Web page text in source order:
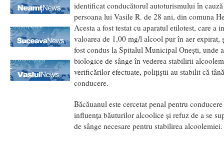
identificat conducătorul autoturismului în
persoana lui Vasile R. de 28 ani, din comuna
Acesta a fost testat cu aparatul etilotest, care a
valoarea de 1,00 mg/l alcool pur în aer expirat,
fost condus la Spitalul Municipal Oneşti, unde
biologice de sânge în vederea stabilirii
verificărilor efectuate, polițiștii au stabilit că
conducere.
Băcăuanul este cercetat penal pentru
influența băuturilor alcoolice și refuz de a se
de sânge necesare pentru stabilirea alcoolemiei.